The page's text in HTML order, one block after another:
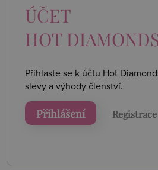
ÚČET
HOT
Přihlaste se k účtu Hot
slevy a výhody členství.
Přihlášení Registrace